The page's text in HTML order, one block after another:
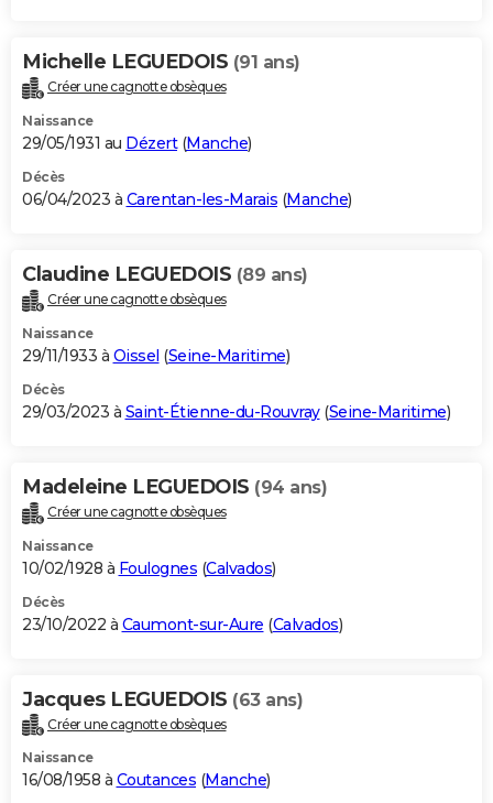
Michelle LEGUEDOIS (91 ans)
Créer une cagnotte obsèques
Naissance
29/05/1931 au Dézert(Manche)
Décès
06/04/2023 à Carentan-les-Marais (Manche)
Claudine LEGUEDOIS (89 ans)
Créer une cagnotte obsèques
Naissance
29/11/1933 à Oissel (Seine-Maritime)
Décès
29/03/2023 à Saint-Étienne-du-Rouvray(Seine-Maritime)
Madeleine LEGUEDOIS (94 ans)
Créer une cagnotte obsèques
Naissance
10/02/1928 à Foulognes (Calvados)
Décès
23/10/2022 à Caumont-sur-Aure (Calvados)
Jacques LEGUEDOIS (63 ans)
Créer une cagnotte obsèques
Naissance
16/08/1958 à Coutances (Manche)